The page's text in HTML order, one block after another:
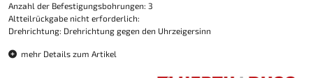
Anzahl der Befestigungsbohrungen: 3
Altteilrückgabe nicht erforderlich:
Drehrichtung: Drehrichtung gegen den Uhrzeigersinn
mehr Details zum Artikel